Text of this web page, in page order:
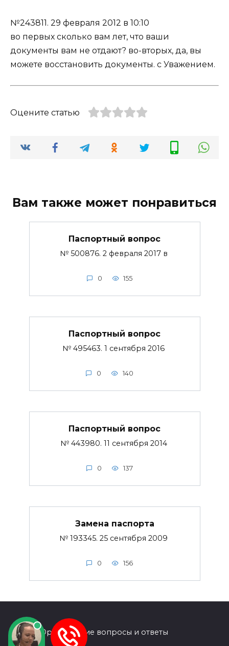
№243811. 29 февраля 2012 в 10:10
во первых сколько вам лет, что ваши
документы вам не отдают? во-вторых, да, вы
можете восстановить документы. с Уважением.
Оцените статью
Вам также может понравиться
Паспортный вопрос
№ 500876. 2 февраля 2017 в
0 155
Паспортный вопрос
№ 495463. 1 сентября 2016
0 140
Паспортный вопрос
№ 443980. 11 сентября 2014
0 137
Замена паспорта
№ 193345. 25 сентября 2009
0 156
© 2026 Юридические вопросы и ответы